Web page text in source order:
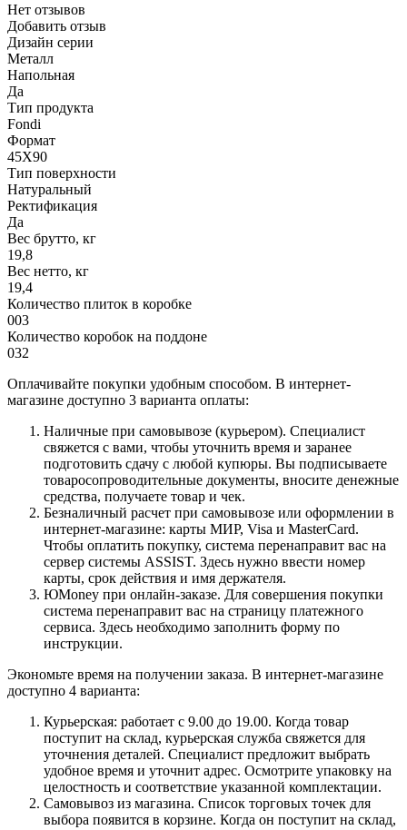
Нет отзывов
Добавить отзыв
Дизайн серии
Металл
Напольная
Да
Тип продукта
Fondi
Формат
45X90
Тип поверхности
Натуральный
Ректификация
Да
Вес брутто, кг
19,8
Вес нетто, кг
19,4
Количество плиток в коробке
003
Количество коробок на поддоне
032
Оплачивайте покупки удобным способом. В интернет-
магазине доступно 3 варианта оплаты:
Наличные при самовывозе (курьером). Специалист
свяжется с вами, чтобы уточнить время и заранее
подготовить сдачу с любой купюры. Вы подписываете
товаросопроводительные документы, вносите денежные
средства, получаете товар и чек.
Безналичный расчет при самовывозе или оформлении в
интернет-магазине: карты МИР, Visa и MasterCard.
Чтобы оплатить покупку, система перенаправит вас на
сервер системы ASSIST. Здесь нужно ввести номер
карты, срок действия и имя держателя.
ЮMoney при онлайн-заказе. Для совершения покупки
система перенаправит вас на страницу платежного
сервиса. Здесь необходимо заполнить форму по
инструкции.
Экономьте время на получении заказа. В интернет-магазине
доступно 4 варианта:
Курьерская: работает с 9.00 до 19.00. Когда товар
поступит на склад, курьерская служба свяжется для
уточнения деталей. Специалист предложит выбрать
удобное время и уточнит адрес. Осмотрите упаковку на
целостность и соответствие указанной комплектации.
Самовывоз из магазина. Список торговых точек для
выбора появится в корзине. Когда он поступит на склад,